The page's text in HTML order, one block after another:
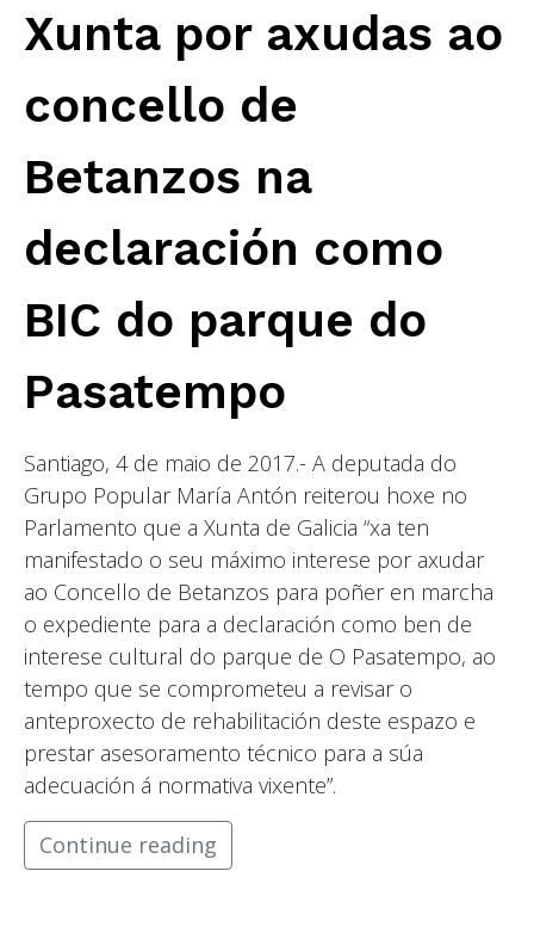
Xunta por axudas ao
concello de
Betanzos na
declaración como
BIC do parque do
Pasatempo
Santiago, 4 de maio de 2017.- A deputada do
Grupo Popular María Antón reiterou hoxe no
Parlamento que a Xunta de Galicia “xa ten
manifestado o seu máximo interese por axudar
ao Concello de Betanzos para poñer en marcha
o expediente para a declaración como ben de
interese cultural do parque de O Pasatempo, ao
tempo que se comprometeu a revisar o
anteproxecto de rehabilitación deste espazo e
prestar asesoramento técnico para a súa
adecuación á normativa vixente”.
Continue reading